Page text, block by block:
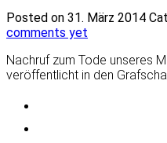
Posted on 31. März 2014
comments yet
Nachruf zum Tode unseres
veröffentlicht in den